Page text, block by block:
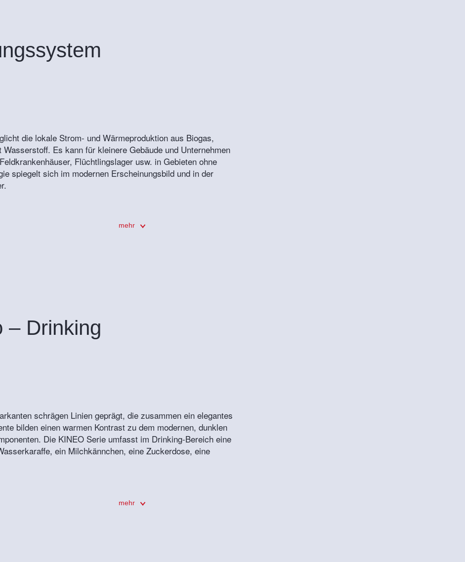
die lokale Strom- und Wärmeproduktion aus Biogas,
Es kann für kleinere Gebäude und Unternehmen
Flüchtlingslager usw. in Gebieten ohne
spiegelt sich im modernen Erscheinungsbild und in der
mehr
– Drinking
schrägen Linien geprägt, die zusammen ein elegantes
bilden einen warmen Kontrast zu dem modernen, dunklen
Die KINEO Serie umfasst im Drinking-Bereich eine
ein Milchkännchen, eine Zuckerdose, eine
mehr